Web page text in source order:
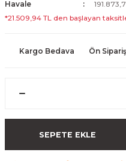
Havale
*21.509,94 TL den başlayan
Kargo Bedava Ön
SEPETE EKLE